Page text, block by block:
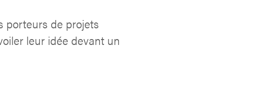
porteurs de projets
leur idée devant un